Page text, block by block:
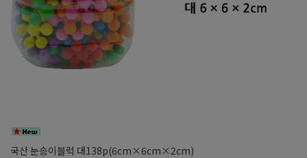
국산 눈송이블럭 대138p(6cm×6cm×2cm)